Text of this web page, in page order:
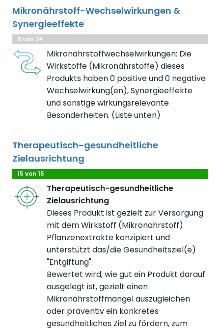
Mikronährstoff-Wechselwirkungen &
Synergieeffekte
0 von 24
Mikronährstoffwechselwirkungen: Die
Wirkstoffe (Mikronährstoffe) dieses
Produkts haben 0 positive und 0 negative
Wechselwirkung(en), Synergieeffekte
und sonstige wirkungsrelevante
Besonderheiten. (Liste unten)
Therapeutisch-gesundheitliche
Zielausrichtung
15 von 15
Therapeutisch-gesundheitliche
Zielausrichtung
Dieses Produkt ist gezielt zur Versorgung
mit dem Wirkstoff (Mikronährstoff)
Pflanzenextrakte konzipiert und
unterstützt das/die Gesundheitsziel(e)
"Entgiftung".
Bewertet wird, wie gut ein Produkt darauf
ausgelegt ist, gezielt einen
Mikronährstoffmangel auszugleichen
oder präventiv ein konkretes
gesundheitliches Ziel zu fördern, zum